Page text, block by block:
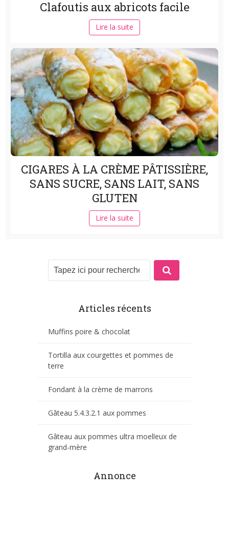
Clafoutis aux abricots facile
Lire la suite
CIGARES À LA CRÈME PÂTISSIÈRE,
SANS SUCRE, SANS LAIT, SANS
GLUTEN
Lire la suite
Articles récents
Muffins poire & chocolat
Tortilla aux courgettes et pommes de
terre
Fondant à la crème de marrons
Gâteau 5.4.3.2.1 aux pommes
Gâteau aux pommes ultra moelleux de
grand-mère
Annonce